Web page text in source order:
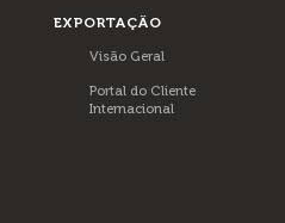
EXPORTAÇÃO
Visão Geral
Portal do Cliente
Internacional